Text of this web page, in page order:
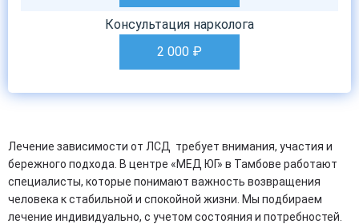
Консультация нарколога
2 000 ₽
Лечение зависимости от ЛСД требует внимания, участия и
бережного подхода. В центре «МЕД ЮГ» в Тамбове работают
специалисты, которые понимают важность возвращения
человека к стабильной и спокойной жизни. Мы подбираем
лечение индивидуально, с учетом состояния и потребностей.